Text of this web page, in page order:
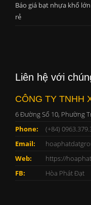
Báo giá bạt nhựa khổ
rẻ
Liên hệ với
CÔNG TY TNHH
6 Đường Số 10, Phường
Phone:
(+84)
Email:
Web:
https://
FB:
Hòa Phát Đạt